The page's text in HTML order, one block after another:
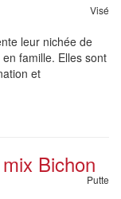
Visé
leur nichée de
famille. Elles sont
et
Bichon
Putte